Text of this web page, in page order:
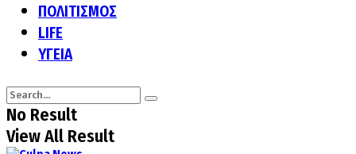
ΠΟΛΙΤΙΣΜΟΣ
LIFE
ΥΓΕΙΑ
No Result
View All Result